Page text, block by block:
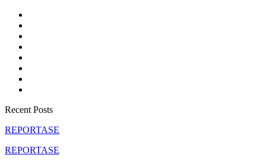
Recent Posts
REPORTASE
REPORTASE